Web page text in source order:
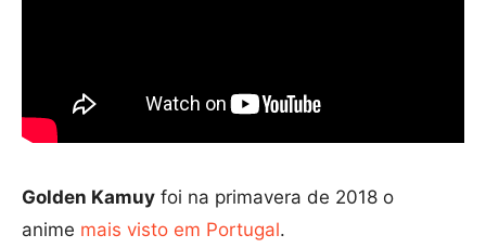
Golden Kamuy foi na primavera de 2018 o
anime mais visto em Portugal.